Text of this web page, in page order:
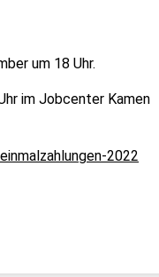
um 18 Uhr.
im Jobcenter Kamen
2022